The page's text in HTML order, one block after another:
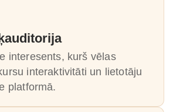
interesents, kurš vēlas
interaktivitāti un lietotāju
platformā.